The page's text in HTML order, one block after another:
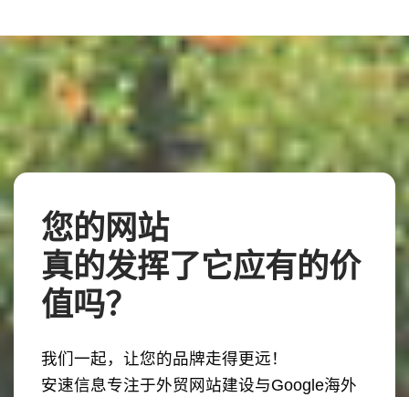
您的网站
真的发挥了它应有的价
值吗？
我们一起，让您的品牌走得更远！
安速信息专注于外贸网站建设与Google海外